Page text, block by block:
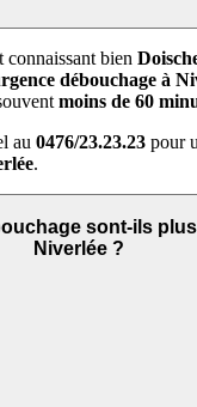
connaissant bien
débouchage à
moins de 60
au 0476/23.23.23 pour
.
sont-ils
Niverlée ?